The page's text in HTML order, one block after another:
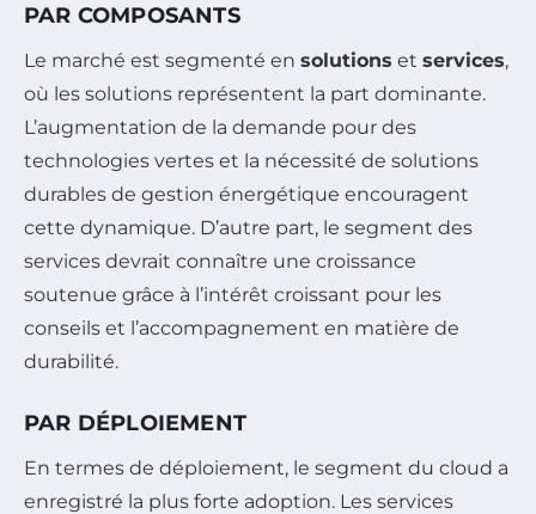
PAR COMPOSANTS
Le marché est segmenté en solutions et services,
où les solutions représentent la part dominante.
L’augmentation de la demande pour des
technologies vertes et la nécessité de solutions
durables de gestion énergétique encouragent
cette dynamique. D’autre part, le segment des
services devrait connaître une croissance
soutenue grâce à l’intérêt croissant pour les
conseils et l’accompagnement en matière de
durabilité.
PAR DÉPLOIEMENT
En termes de déploiement, le segment du cloud a
enregistré la plus forte adoption. Les services